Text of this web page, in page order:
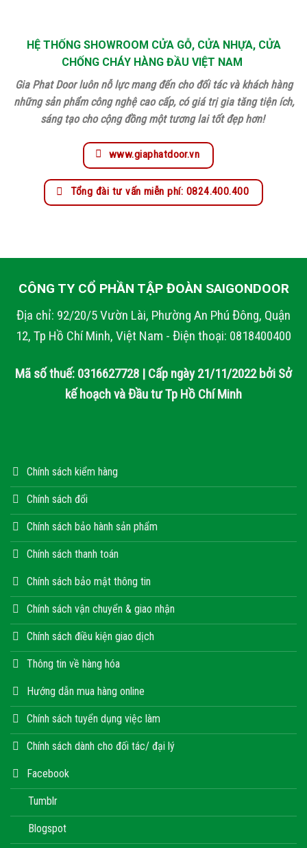
HỆ THỐNG SHOWROOM CỬA GỖ, CỬA NHỰA, CỬA
CHỐNG CHÁY HÀNG ĐẦU VIỆT NAM
Gia Phat Door luôn nỗ lực mang đến cho đối tác và khách hàng
những sản phẩm công nghệ cao cấp, có giá trị gia tăng tiện ích,
sáng tạo cho cộng đồng một tương lai tốt đẹp hơn!
www.giaphatdoor.vn
Tổng đài tư vấn miễn phí: 0824.400.400
CÔNG TY CỔ PHẦN TẬP ĐOÀN SAIGONDOOR
Địa chỉ: 92/20/5 Vườn Lài, Phường An Phú Đông, Quận
12, Tp Hồ Chí Minh, Việt Nam - Điện thoại: 0818400400
Mã số thuế: 0316627728 | Cấp ngày 21/11/2022 bởi Sở
kế hoạch và Đầu tư Tp Hồ Chí Minh
Chính sách kiểm hàng
Chính sách đổi
Chính sách bảo hành sản phẩm
Chính sách thanh toán
Chính sách bảo mật thông tin
Chính sách vận chuyển & giao nhận
Chính sách điều kiện giao dịch
Thông tin về hàng hóa
Hướng dẫn mua hàng online
Chính sách tuyển dụng việc làm
Chính sách dành cho đối tác/ đại lý
Facebook
Tumblr
Blogspot